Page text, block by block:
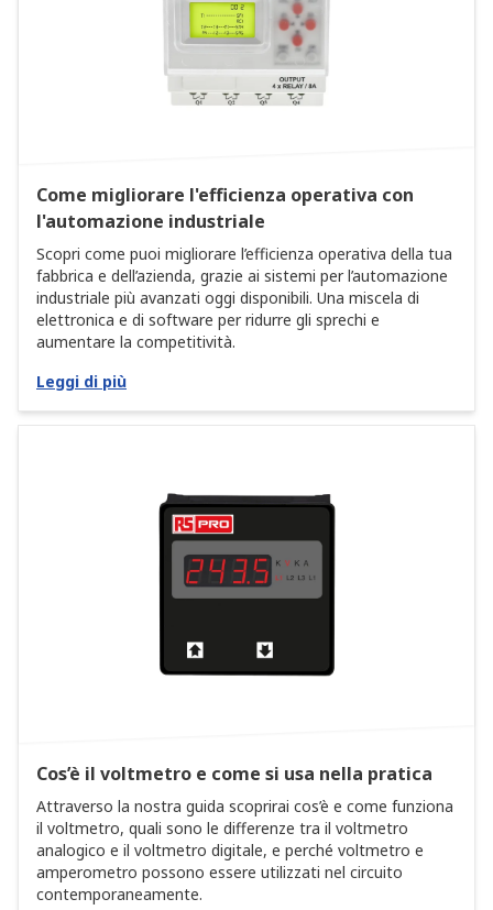
Come migliorare l'efficienza operativa con
l'automazione industriale
Scopri come puoi migliorare l’efficienza operativa della tua
fabbrica e dell’azienda, grazie ai sistemi per l’automazione
industriale più avanzati oggi disponibili. Una miscela di
elettronica e di software per ridurre gli sprechi e
aumentare la competitività.
Leggi di più
Cos’è il voltmetro e come si usa nella pratica
Attraverso la nostra guida scoprirai cos’è e come funziona
il voltmetro, quali sono le differenze tra il voltmetro
analogico e il voltmetro digitale, e perché voltmetro e
amperometro possono essere utilizzati nel circuito
contemporaneamente.